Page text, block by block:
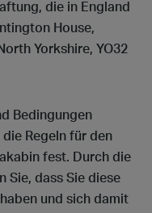
die in England
House,
Yorkshire, YO32
Bedingungen
die Regeln für den
fest. Durch die
Sie, dass Sie diese
und sich damit